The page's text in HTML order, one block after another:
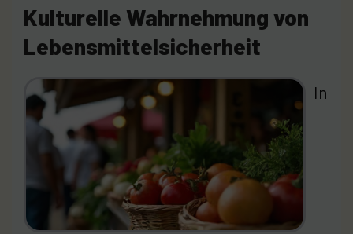
Kulturelle Wahrnehmung von
Lebensmittelsicherheit
In